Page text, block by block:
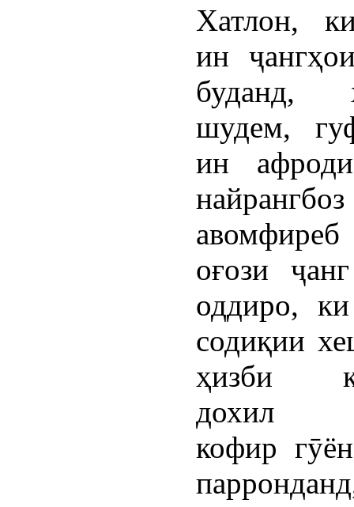
Хатлон,
ин
буданд,
шудем,
ин
оғози
оддиро,
содиқии
ҳизби
дохил
кофир